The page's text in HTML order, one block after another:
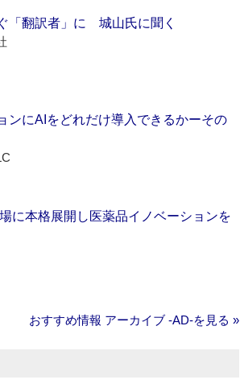
「翻訳者」に 城山氏に聞く
ンにAIをどれだけ導入できるかーその
に本格展開し医薬品イノベーションを
おすすめ情報 アーカイブ ‐AD‐を見る »